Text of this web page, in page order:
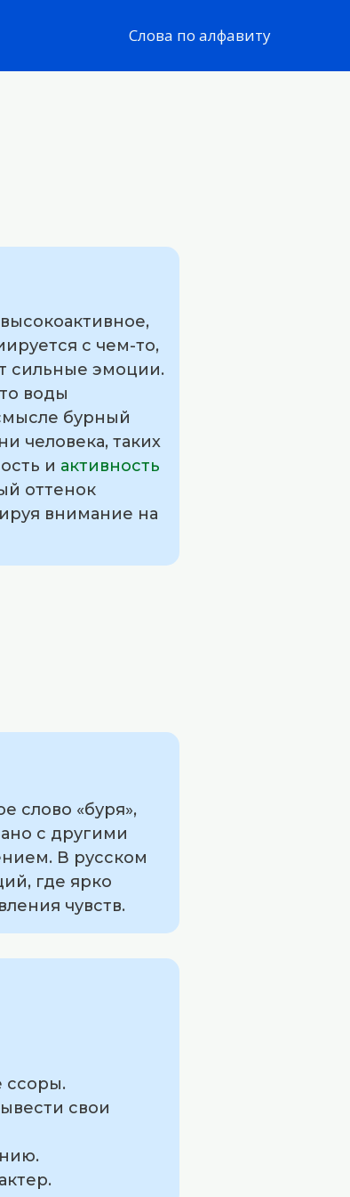
Слова по алфавиту
с чем-то,
сильные эмоции.
воды
бурный
человека, таких
и активность
оттенок
внимание на
слово «буря»,
с другими
В русском
где ярко
чувств.
ссоры.
свои